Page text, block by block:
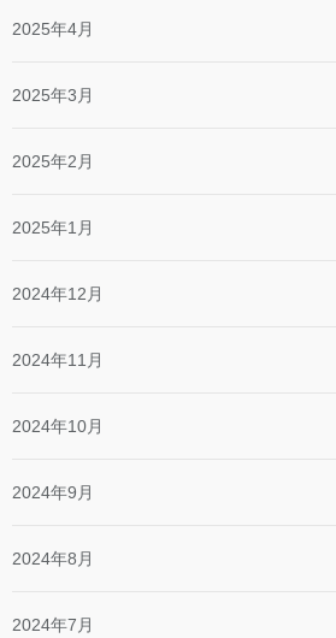
2025年4月
2025年3月
2025年2月
2025年1月
2024年12月
2024年11月
2024年10月
2024年9月
2024年8月
2024年7月